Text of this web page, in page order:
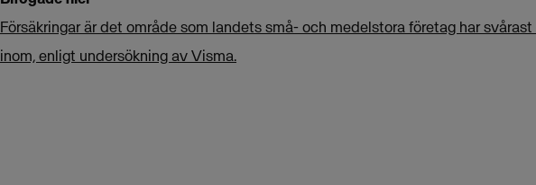
Försäkringar är det område som landets små- och medelstora företag har
inom, enligt undersökning av Visma.